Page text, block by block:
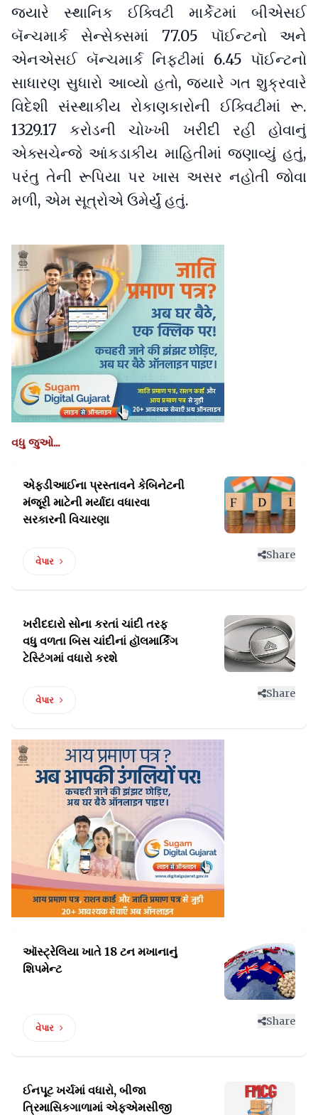
જ્યારે સ્થાનિક ઈક્વિટી માર્કેટમાં બીએસઈ
બૅન્ચમાર્ક સેન્સેક્સમાં 77.05 પૉઈન્ટનો અને
એનએસઈ બૅન્ચમાર્ક નિફ્ટીમાં 6.45 પૉઈન્ટનો
સાધારણ સુધારો આવ્યો હતો, જ્યારે ગત શુક્રવારે
વિદેશી સંસ્થાકીય રોકાણકારોની ઈક્વિટીમાં રૂ.
1329.17 કરોડની ચોખ્ખી ખરીદી રહી હોવાનું
એક્સચેન્જે આંકડાકીય માહિતીમાં જણાવ્યું હતું,
પરંતુ તેની રૂપિયા પર ખાસ અસર નહોતી જોવા
મળી, એમ સૂત્રોએ ઉમેર્યું હતું.
વધુ જુઓ...
એફડીઆઈના પ્રસ્તાવને કેબિનેટની
મંજૂરી માટેની મર્યાદા વધારવા
સરકારની વિચારણા
વેપાર
Share
ખરીદદારો સોના કરતાં ચાંદી તરફ
વધુ વળતા બિસ ચાંદીનાં હૉલમાર્કિંગ
ટેસ્ટિંગમાં વધારો કરશે
વેપાર
Share
ઑસ્ટ્રેલિયા ખાતે 18 ટન મખાનાનું
શિપમેન્ટ
વેપાર
Share
ઈનપૂટ ખર્ચમાં વધારો, બીજા
ત્રિમાસિકગાળામાં એફએમસીજી